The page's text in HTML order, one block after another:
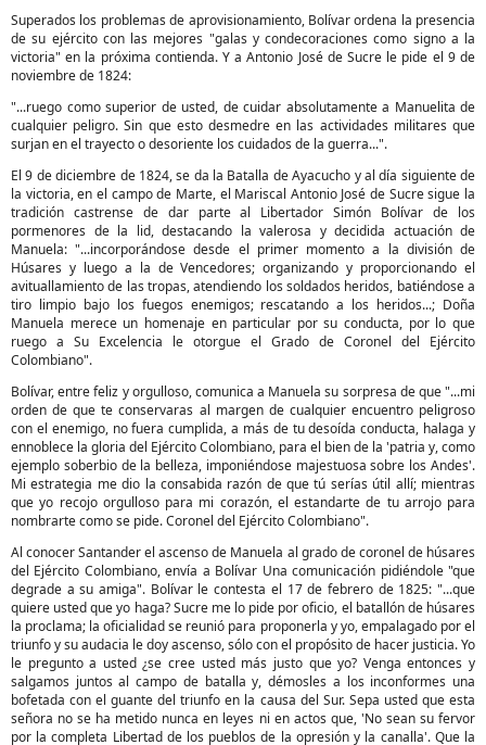
Superados los problemas de aprovisionamiento, Bolívar ordena la presencia
de su ejército con las mejores "galas y condecoraciones como signo a la
victoria" en la próxima contienda. Y a Antonio José de Sucre le pide el 9 de
noviembre de 1824:
"...ruego como superior de usted, de cuidar absolutamente a Manuelita de
cualquier peligro. Sin que esto desmedre en las actividades militares que
surjan en el trayecto o desoriente los cuidados de la guerra...".
El 9 de diciembre de 1824, se da la Batalla de Ayacucho y al día siguiente de
la victoria, en el campo de Marte, el Mariscal Antonio José de Sucre sigue la
tradición castrense de dar parte al Libertador Simón Bolívar de los
pormenores de la lid, destacando la valerosa y decidida actuación de
Manuela: "...incorporándose desde el primer momento a la división de
Húsares y luego a la de Vencedores; organizando y proporcionando el
avituallamiento de las tropas, atendiendo los soldados heridos, batiéndose a
tiro limpio bajo los fuegos enemigos; rescatando a los heridos...; Doña
Manuela merece un homenaje en particular por su conducta, por lo que
ruego a Su Excelencia le otorgue el Grado de Coronel del Ejército
Colombiano".
Bolívar, entre feliz y orgulloso, comunica a Manuela su sorpresa de que "...mi
orden de que te conservaras al margen de cualquier encuentro peligroso
con el enemigo, no fuera cumplida, a más de tu desoída conducta, halaga y
ennoblece la gloria del Ejército Colombiano, para el bien de la 'patria y, como
ejemplo soberbio de la belleza, imponiéndose majestuosa sobre los Andes'.
Mi estrategia me dio la consabida razón de que tú serías útil allí; mientras
que yo recojo orgulloso para mi corazón, el estandarte de tu arrojo para
nombrarte como se pide. Coronel del Ejército Colombiano".
Al conocer Santander el ascenso de Manuela al grado de coronel de húsares
del Ejército Colombiano, envía a Bolívar Una comunicación pidiéndole "que
degrade a su amiga". Bolívar le contesta el 17 de febrero de 1825: "...que
quiere usted que yo haga? Sucre me lo pide por oficio, el batallón de húsares
la proclama; la oficialidad se reunió para proponerla y yo, empalagado por el
triunfo y su audacia le doy ascenso, sólo con el propósito de hacer justicia. Yo
le pregunto a usted ¿se cree usted más justo que yo? Venga entonces y
salgamos juntos al campo de batalla y, démosles a los inconformes una
bofetada con el guante del triunfo en la causa del Sur. Sepa usted que esta
señora no se ha metido nunca en leyes ni en actos que, 'No sean su fervor
por la completa Libertad de los pueblos de la opresión y la canalla'. Que la